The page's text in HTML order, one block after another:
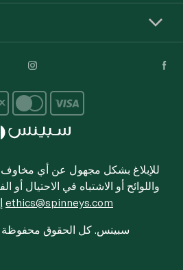
للإبلاغ بشكل مجهول عن أي مخاوف
واللوائح أو الاشتباه في الاحتيال أو
ethics@spinneys.com
© 2020-2026 سبينس. كل الحقوق محفوظة